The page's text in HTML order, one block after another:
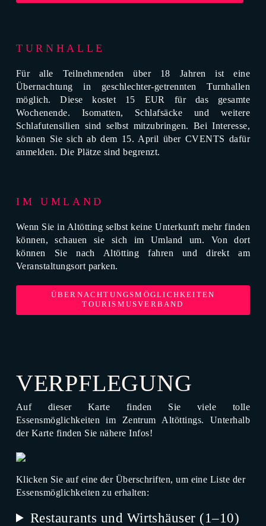
TURNHALLE
Für alle Teilnehmenden über 18 Jahren ist eine
Übernachtung in geschlechter-getrennten Turnhallen
möglich. Diese kostet 15 EUR für das gesamte
Wochenende. Isomatten, Schlafsäcke und weitere
Schlafutensilien sind selbst mitzubringen. Bei Interesse,
können Sie sich ab dem 15. April über CVENTS dafür
anmelden. Die Plätze sind begrenzt.
IM UMLAND
Wenn Sie in Altötting selbst keine Unterkunft mehr finden
können, schauen sie sich im Umland um. Von dort
können Sie nach Altötting fahren und direkt am
Veranstaltungsort parken.
ÜBERNACHTUNGSMÖGLICHKEITEN
TOURISMUSVERBAND
VERPFLEGUNG
Auf dieser Karte finden Sie viele tolle
Essensmöglichkeiten im Zentrum Altöttings. Unterhalb
der Karte finden Sie nähere Infos!
Klicken Sie auf eine der Überschriften, um eine Liste der
Essensmöglichkeiten zu erhalten:
Restaurants und Wirtshäuser (1–10)